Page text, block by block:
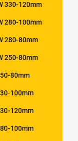
330-120mm
280-100mm
280-80mm
250-80mm
80mm
100mm
120mm
100mm